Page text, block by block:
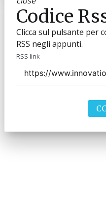
Codice
Clicca sul pulsante per
RSS negli appunti.
RSS link